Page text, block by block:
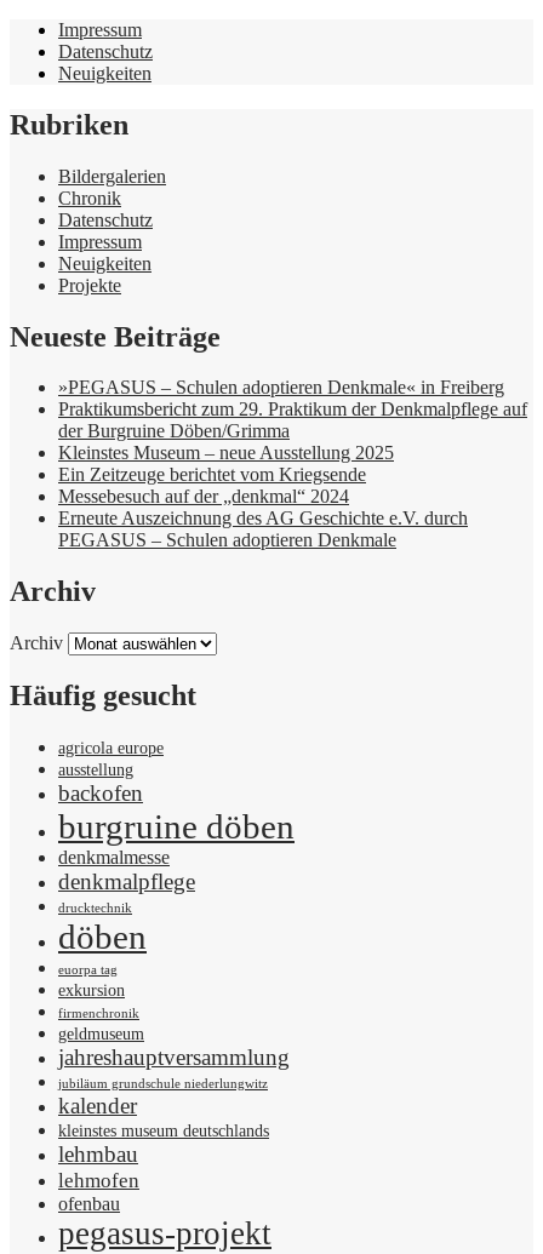
Impressum
Datenschutz
Neuigkeiten
Rubriken
Bildergalerien
Chronik
Datenschutz
Impressum
Neuigkeiten
Projekte
Neueste Beiträge
»PEGASUS – Schulen adoptieren Denkmale« in Freiberg
Praktikumsbericht zum 29. Praktikum der Denkmalpflege auf
der Burgruine Döben/Grimma
Kleinstes Museum – neue Ausstellung 2025
Ein Zeitzeuge berichtet vom Kriegsende
Messebesuch auf der „denkmal“ 2024
Erneute Auszeichnung des AG Geschichte e.V. durch
PEGASUS – Schulen adoptieren Denkmale
Archiv
Archiv
Häufig gesucht
agricola europe
ausstellung
backofen
burgruine döben
denkmalmesse
denkmalpflege
drucktechnik
döben
euorpa tag
exkursion
firmenchronik
geldmuseum
jahreshauptversammlung
jubiläum grundschule niederlungwitz
kalender
kleinstes museum deutschlands
lehmbau
lehmofen
ofenbau
pegasus-projekt